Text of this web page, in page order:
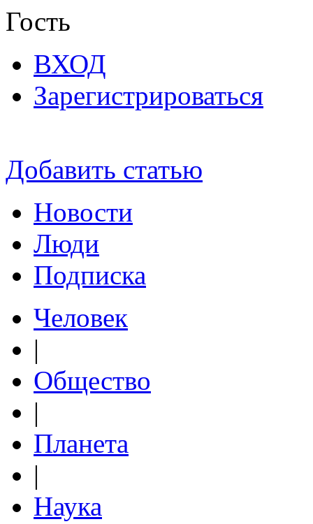
Гость
ВХОД
Зарегистрироваться
Добавить статью
Новости
Люди
Подписка
Человек
|
Общество
|
Планета
|
Наука